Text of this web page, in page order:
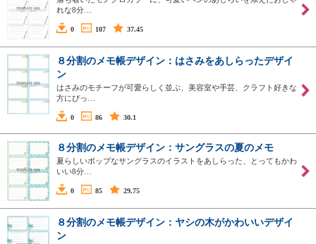
れな8分…
0 107 37.45
８分割のメモ帳デザイン：はさみをあしらったデザイ
ン
はさみのモチーフが可愛らしく並ぶ、美容室や手芸、クラフト好きな
方にぴっ…
0 86 30.1
８分割のメモ帳デザイン：サングラスの夏のメモ
夏らしいポップなサングラスのイラストをあしらった、とってもかわ
いい8分…
0 85 29.75
８分割のメモ帳デザイン：ヤシの木がかわいいデザイ
ン